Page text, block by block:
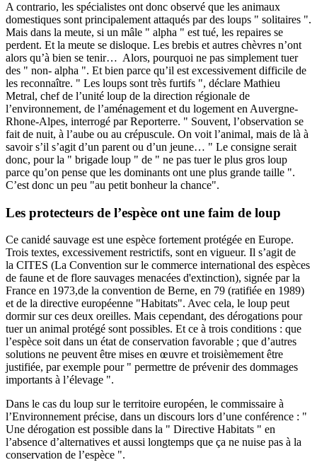
A contrario, les spécialistes ont donc observé que les animaux
domestiques sont principalement attaqués par des loups " solitaires ".
Mais dans la meute, si un mâle " alpha " est tué, les repaires se
perdent. Et la meute se disloque. Les brebis et autres chèvres n’ont
alors qu’à bien se tenir… Alors, pourquoi ne pas simplement tuer
des " non- alpha ". Et bien parce qu’il est excessivement difficile de
les reconnaître. " Les loups sont très furtifs ", déclare Mathieu
Metral, chef de l’unité loup de la direction régionale de
l’environnement, de l’aménagement et du logement en Auvergne-
Rhone-Alpes, interrogé par Reporterre. " Souvent, l’observation se
fait de nuit, à l’aube ou au crépuscule. On voit l’animal, mais de là à
savoir s’il s’agit d’un parent ou d’un jeune… " Le consigne serait
donc, pour la " brigade loup " de " ne pas tuer le plus gros loup
parce qu’on pense que les dominants ont une plus grande taille ".
C’est donc un peu "au petit bonheur la chance".
Les protecteurs de l’espèce ont une faim de loup
Ce canidé sauvage est une espèce fortement protégée en Europe.
Trois textes, excessivement restrictifs, sont en vigueur. Il s’agit de
la CITES (La Convention sur le commerce international des espèces
de faune et de flore sauvages menacées d'extinction), signée par la
France en 1973,de la convention de Berne, en 79 (ratifiée en 1989)
et de la directive européenne "Habitats". Avec cela, le loup peut
dormir sur ces deux oreilles. Mais cependant, des dérogations pour
tuer un animal protégé sont possibles. Et ce à trois conditions : que
l’espèce soit dans un état de conservation favorable ; que d’autres
solutions ne peuvent être mises en œuvre et troisièmement être
justifiée, par exemple pour " permettre de prévenir des dommages
importants à l’élevage ".
Dans le cas du loup sur le territoire européen, le commissaire à
l’Environnement précise, dans un discours lors d’une conférence : "
Une dérogation est possible dans la " Directive Habitats " en
l’absence d’alternatives et aussi longtemps que ça ne nuise pas à la
conservation de l’espèce ".